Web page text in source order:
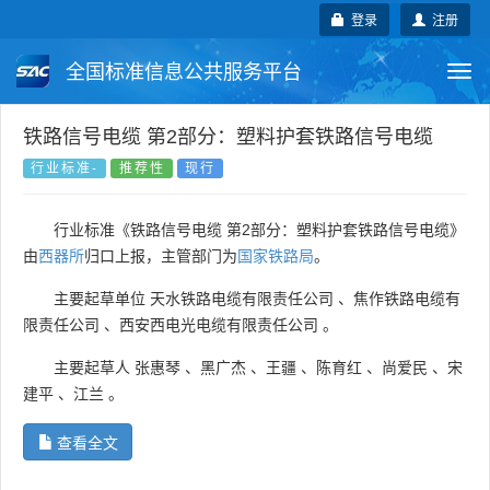
注册
登录
全国标准信息公共服务平台
国家标准 行业标准 地方标准
国外标准 技术委员会
铁路信号电缆 第2部分：塑料护套铁路信号电缆
行业标准- 推荐性 现行
行业标准《铁路信号电缆 第2部分：塑料护套铁路信号电缆》
由西器所归口上报，主管部门为国家铁路局。
主要起草单位 天水铁路电缆有限责任公司 、 焦作铁路电缆有
限责任公司 、 西安西电光电缆有限责任公司 。
主要起草人 张惠琴 、 黑广杰 、 王疆 、 陈育红 、 尚爱民 、 宋
建平 、 江兰 。
查看全文